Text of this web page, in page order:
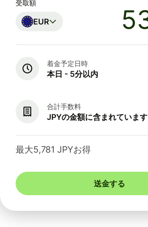
受取額
EUR
着金予定日時
本日 - 5分以内
合計手数料
JPYの金額に含まれています
最大5,781 JPYお得
送金する